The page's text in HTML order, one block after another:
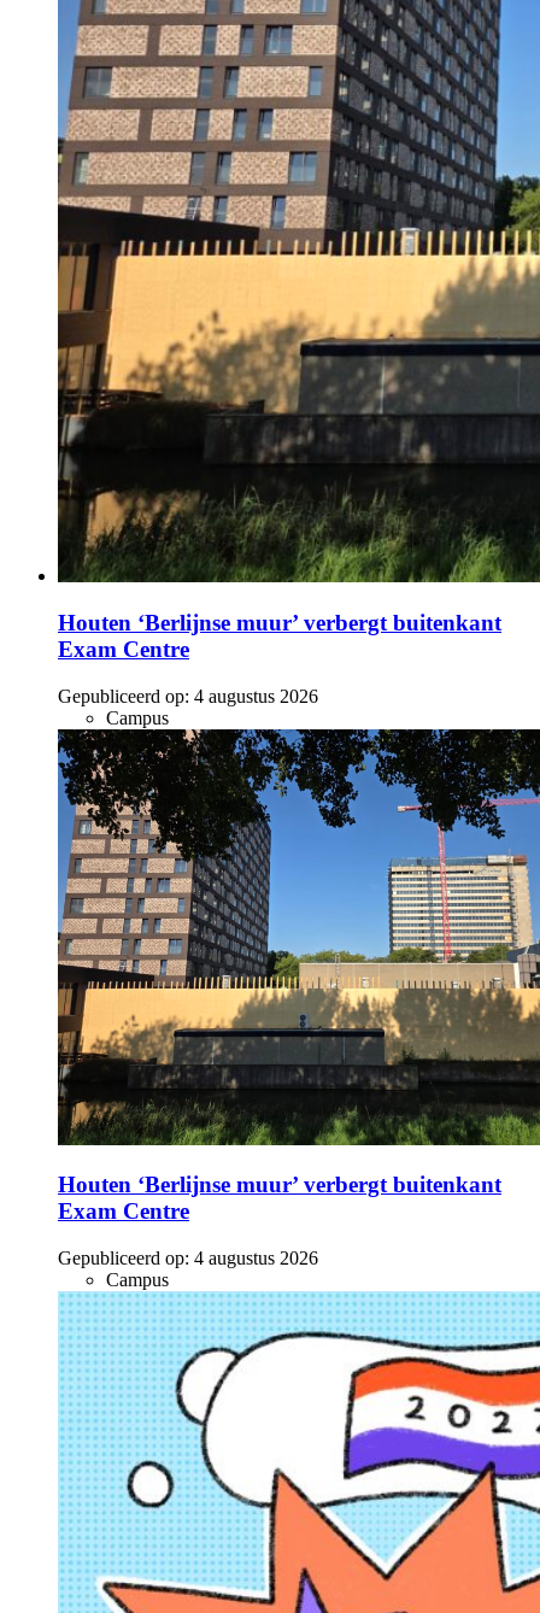
Houten ‘Berlijnse muur’ verbergt buitenkant
Exam Centre
Gepubliceerd op: 4 augustus 2026
Campus
Houten ‘Berlijnse muur’ verbergt buitenkant
Exam Centre
Gepubliceerd op: 4 augustus 2026
Campus